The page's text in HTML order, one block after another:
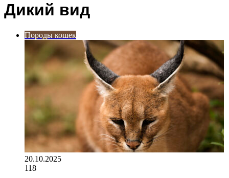
Дикий вид
Породы кошек
20.10.2025
118